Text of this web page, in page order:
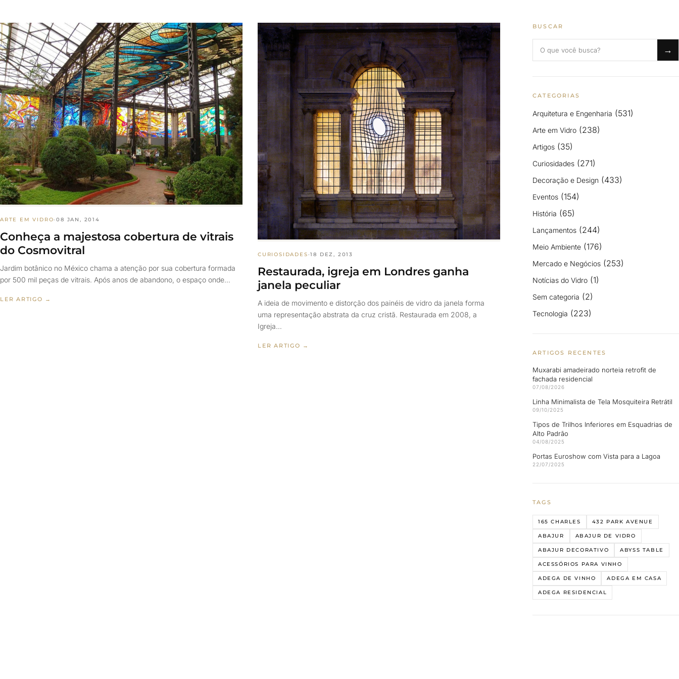
ARTE EM VIDRO·08 JAN, 2014
Conheça a majestosa cobertura de vitrais
do Cosmovitral
Jardim botânico no México chama a atenção por sua cobertura formada
por 500 mil peças de vitrais. Após anos de abandono, o espaço onde…
LER ARTIGO →
CURIOSIDADES·18 DEZ, 2013
Restaurada, igreja em Londres ganha
janela peculiar
A ideia de movimento e distorção dos painéis de vidro da janela forma
uma representação abstrata da cruz cristã. Restaurada em 2008, a
Igreja…
LER ARTIGO →
BUSCAR
→
CATEGORIAS
Arquitetura e Engenharia (531)
Arte em Vidro (238)
Artigos (35)
Curiosidades (271)
Decoração e Design (433)
Eventos (154)
História (65)
Lançamentos (244)
Meio Ambiente (176)
Mercado e Negócios (253)
Notícias do Vidro (1)
Sem categoria (2)
Tecnologia (223)
ARTIGOS RECENTES
Muxarabi amadeirado norteia retrofit de
fachada residencial
07/08/2026
Linha Minimalista de Tela Mosquiteira Retrátil
09/10/2025
Tipos de Trilhos Inferiores em Esquadrias de
Alto Padrão
04/08/2025
Portas Euroshow com Vista para a Lagoa
22/07/2025
TAGS
165 CHARLES 432 PARK AVENUE
ABAJUR ABAJUR DE VIDRO
ABAJUR DECORATIVO ABYSS TABLE
ACESSÓRIOS PARA VINHO
ADEGA DE VINHO ADEGA EM CASA
ADEGA RESIDENCIAL